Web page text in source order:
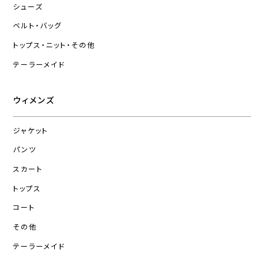
シューズ
ベルト・バッグ
トップス・ニット・その他
テーラーメイド
ウィメンズ
ジャケット
パンツ
スカート
トップス
コート
その他
テーラーメイド